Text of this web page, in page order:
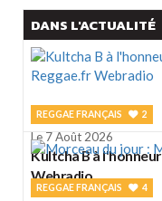
DANS L'ACTUALITÉ
REGGAE FRANÇAIS 2
Le 7 Août 2026
Kultcha B à
Webradio
REGGAE FRANÇAIS 4